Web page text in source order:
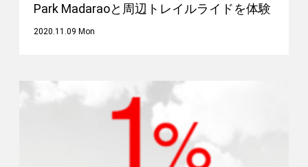
Park Madaraoと周辺トレイルライドを体験
2020.11.09 Mon